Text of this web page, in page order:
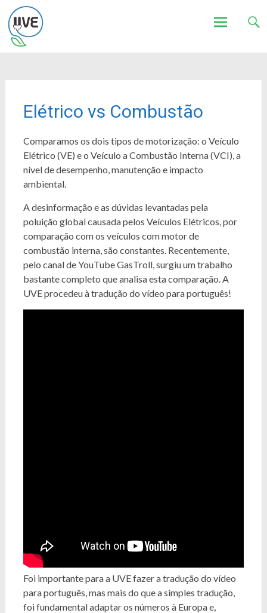
Elétrico vs Combustão
Comparamos os dois tipos de motorização: o Veículo
Elétrico (VE) e o Veículo a Combustão Interna (VCI), a
nível de desempenho, manutenção e impacto
ambiental.
A desinformação e as dúvidas levantadas pela
poluição global causada pelos Veículos Elétricos, por
comparação com os veículos com motor de
combustão interna, são constantes. Recentemente,
pelo canal de YouTube GasTroll, surgiu um trabalho
bastante completo que analisa esta comparação. A
UVE procedeu à tradução do vídeo para português!
Foi importante para a UVE fazer a tradução do vídeo
para português, mas mais do que a simples tradução,
foi fundamental adaptar os números à Europa e,